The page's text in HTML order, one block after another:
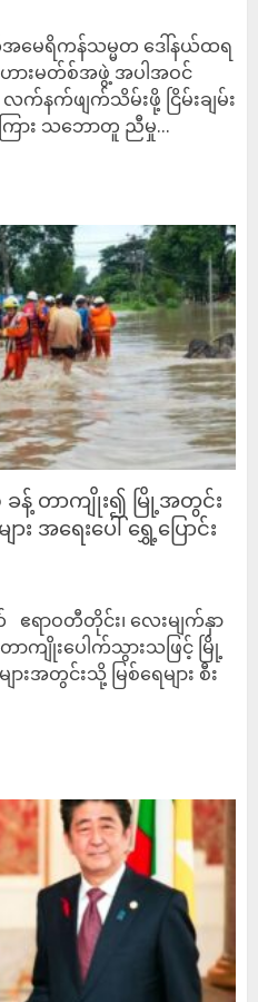
မေရိကန်သမ္မတ ဒေါ်နယ်ထရ
ဟားမတ်စ်အဖွဲ့ အပါအဝင်
က်ဖျက်သိမ်းဖို့ ငြိမ်းချမ်း
ား သဘောတူ ညီမှု...
ခန့် တာကျိုး၍ မြို့အတွင်း
း အရေးပေါ် ရွှေ့ပြောင်း
ရာဝတီတိုင်း၊ လေးမျက်နှာ
ာကျိုးပေါက်သွားသဖြင့် မြို့
ားအတွင်းသို့ မြစ်ရေများ စီး